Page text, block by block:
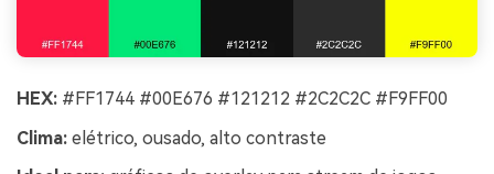
HEX: #FF1744 #00E676 #121212 #2C2C2C #F9FF00
Clima: elétrico, ousado, alto contraste